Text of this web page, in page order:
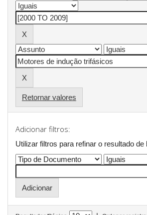
Retornar valores
Adicionar filtros:
Utilizar filtros para refinar o resultado de